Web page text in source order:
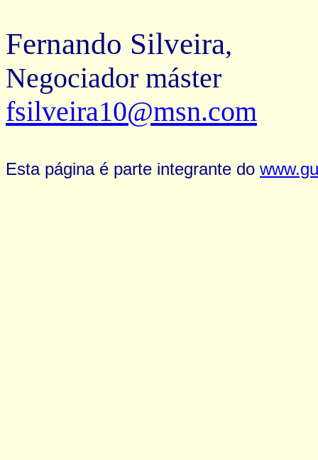
Fernando Silveira,
Negociador máster
fsilveira10@msn.com
Esta página é parte integrante do